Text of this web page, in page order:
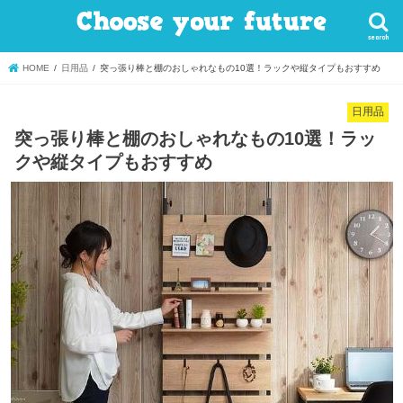
search
HOME 日用品 突っ張り棒と棚のおしゃれなもの10選！ラックや縦タイプもおすすめ
日用品
突っ張り棒と棚のおしゃれなもの10選！ラッ
クや縦タイプもおすすめ